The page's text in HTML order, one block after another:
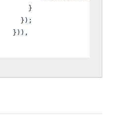
}
}
);
}
)),